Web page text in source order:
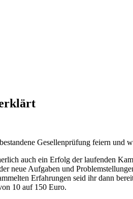
Gesellenprüfung feiern und
auch ein Erfolg der laufenden
neue Aufgaben und
Erfahrungen seid ihr dann
10 auf 150 Euro.